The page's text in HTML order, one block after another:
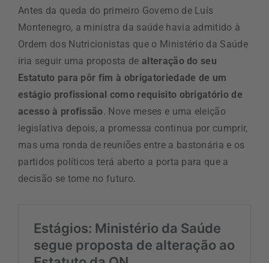
Antes da queda do primeiro Governo de Luís
Montenegro, a ministra da saúde havia admitido à
Ordem dos Nutricionistas que o Ministério da Saúde
iria seguir uma proposta de alteração do seu
Estatuto para pôr fim à obrigatoriedade de um
estágio profissional como requisito obrigatório de
acesso à profissão. Nove meses e uma eleição
legislativa depois, a promessa continua por cumprir,
mas uma ronda de reuniões entre a bastonária e os
partidos políticos terá aberto a porta para que a
decisão se tome no futuro.